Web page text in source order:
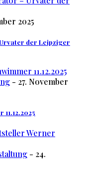
2025
der Leipziger
- 27. November
- 24.